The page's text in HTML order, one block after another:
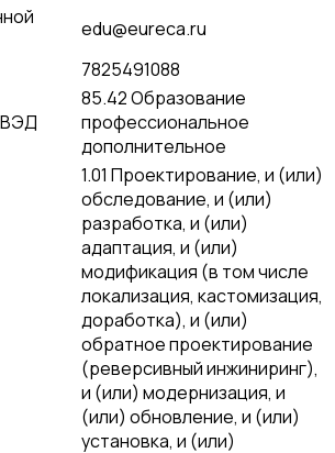
edu@eureca.ru
7825491088
85.42 Образование
профессиональное
дополнительное
1.01 Проектирование, и (или)
обследование, и (или)
разработка, и (или)
адаптация, и (или)
модификация (в том числе
локализация, кастомизация,
доработка), и (или)
обратное проектирование
(реверсивный инжиниринг),
и (или) модернизация, и
(или) обновление, и (или)
установка, и (или)